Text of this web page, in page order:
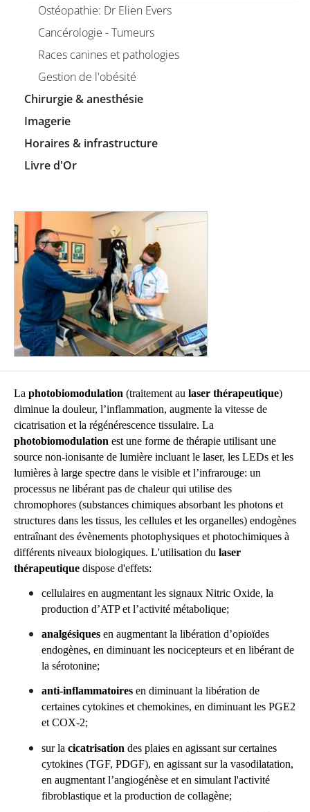
Ostéopathie: Dr Elien Evers
Cancérologie - Tumeurs
Races canines et pathologies
Gestion de l'obésité
Chirurgie & anesthésie
Imagerie
Horaires & infrastructure
Livre d'Or
La photobiomodulation (traitement au laser thérapeutique)
diminue la douleur, l’inflammation, augmente la vitesse de
cicatrisation et la régénérescence tissulaire. La
photobiomodulation est une forme de thérapie utilisant une
source non-ionisante de lumière incluant le laser, les LEDs et les
lumières à large spectre dans le visible et l’infrarouge: un
processus ne libérant pas de chaleur qui utilise des
chromophores (substances chimiques absorbant les photons et
structures dans les tissus, les cellules et les organelles) endogènes
entraînant des évènements photophysiques et photochimiques à
différents niveaux biologiques. L'utilisation du laser
thérapeutique dispose d'effets:
cellulaires en augmentant les signaux Nitric Oxide, la
production d’ATP et l’activité métabolique;
analgésiques en augmentant la libération d’opioïdes
endogènes, en diminuant les nocicepteurs et en libérant de
la sérotonine;
anti-inflammatoires en diminuant la libération de
certaines cytokines et chemokines, en diminuant les PGE2
et COX-2;
sur la cicatrisation des plaies en agissant sur certaines
cytokines (TGF, PDGF), en agissant sur la vasodilatation,
en augmentant l’angiogénèse et en simulant l'activité
fibroblastique et la production de collagène;